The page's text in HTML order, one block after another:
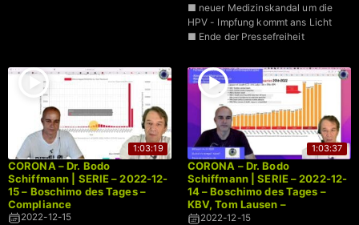
■ neuer Medizinskandal um die
HPV - Impfung kommt ans Licht
■ Ende der Pressefreiheit
1:03:19
CORONA – Dr. Bodo
Schiffmann | SERIE – 2022-12-
15 – Boschimo des Tages –
Compliance
2022-12-15
1:03:37
CORONA – Dr. Bodo
Schiffmann | SERIE – 2022-12-
14 – Boschimo des Tages –
KBV, Tom Lausen –
Datenmanipulation ?
2022-12-15